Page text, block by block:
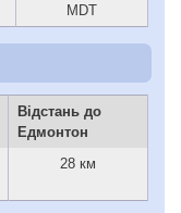
MDT
Відстань до
Едмонтон
28 км